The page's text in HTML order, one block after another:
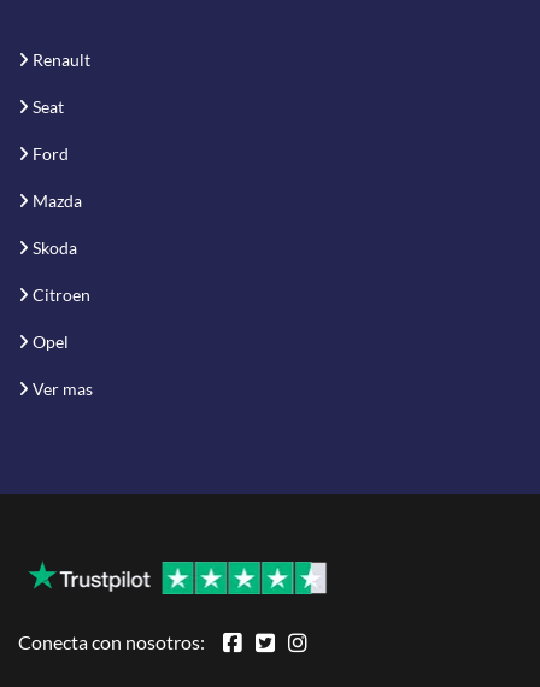
Renault
Seat
Ford
Mazda
Skoda
Citroen
Opel
Ver mas
Conecta con nosotros: